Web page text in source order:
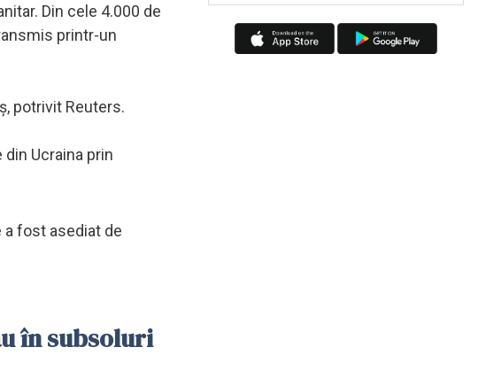
Din cele 4.000 de
printr-un
potrivit Reuters.
Ucraina prin
a fost asediat de
în subsoluri